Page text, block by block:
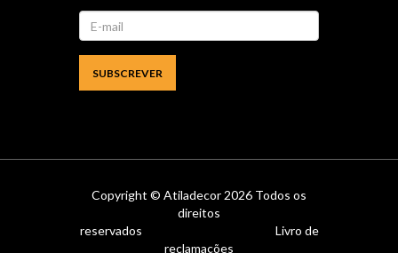
Copyright © Atiladecor 2026 Todos os
direitos
reservados
Livro de
reclamações